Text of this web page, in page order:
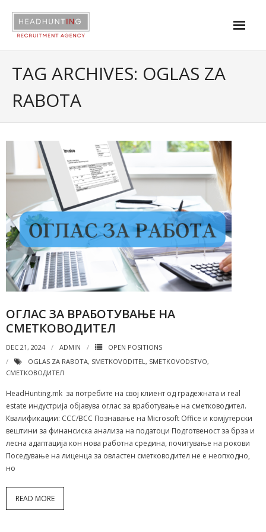
Open positions
TAG ARCHIVES: OGLAS ZA
RABOTA
ОГЛАС ЗА ВРАБОТУВАЊЕ НА
СМЕТКОВОДИТЕЛ
DEC 21, 2024 ADMIN
OPEN POSITIONS
OGLAS ZA RABOTA, SMETKOVODITEL, SMETKOVODSTVO,
СМЕТКОВОДИТЕЛ
HeadHunting.mk за потребите на свој клиент од градежната и real
estate индустрија објавува оглас за вработување на сметководител.
Квалификации: ССС/ВСС Познавање на Microsoft Office и комјутерски
вештини за финансиска анализа на податоци Подготвеност за брза и
лесна адаптација кон нова работна средина, почитување на рокови
Поседување на лиценца за овластен сметководител не е неопходно,
но
READ MORE